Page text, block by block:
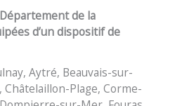
de la
d’un dispositif de
Aytré, Beauvais-sur-
Plage, Corme-